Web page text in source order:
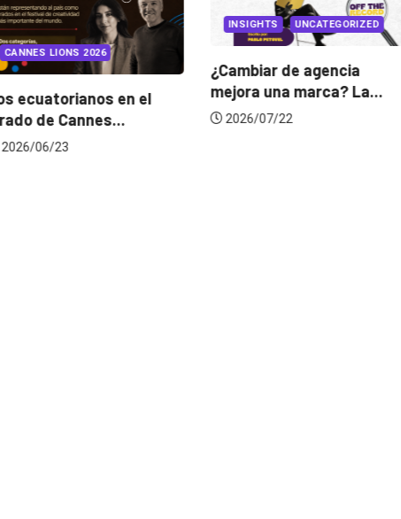
CANNES LIONS 2026
ecuatorianos en el
de Cannes...
2026/06/23
INSIGHTS UNCATEGORIZED
¿Cambiar de agencia
mejora una marca? La...
2026/07/22